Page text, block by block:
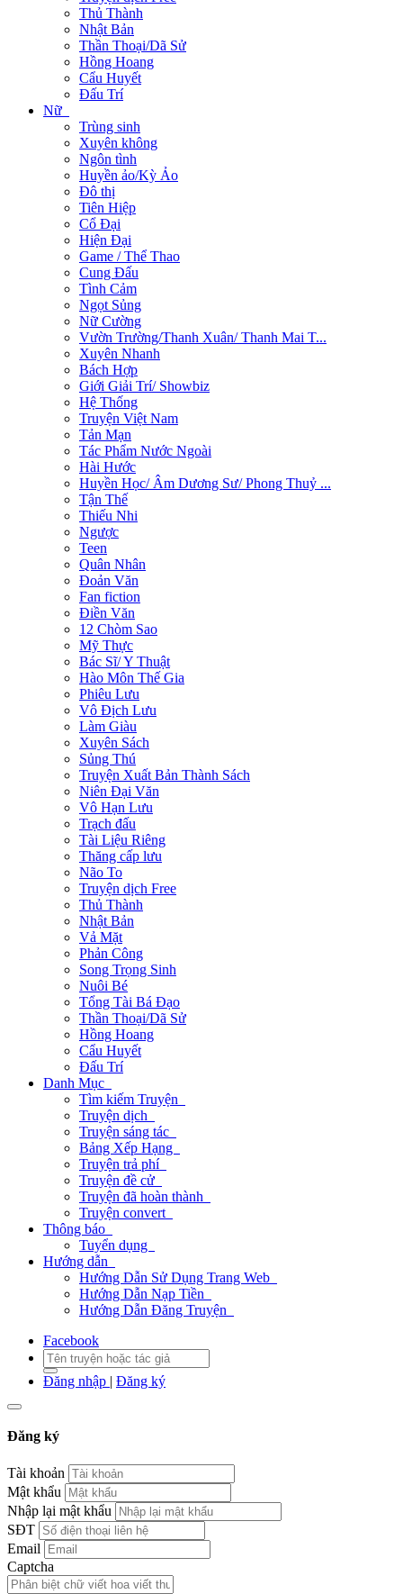
Thủ Thành
Nhật Bản
Thần Thoại/Dã Sử
Hồng Hoang
Cẩu Huyết
Đấu Trí
Nữ
Trùng sinh
Xuyên không
Ngôn tình
Huyền ảo/Kỳ Ảo
Đô thị
Tiên Hiệp
Cổ Đại
Hiện Đại
Game / Thể Thao
Cung Đấu
Tình Cảm
Ngọt Sủng
Nữ Cường
Vườn Trường/Thanh Xuân/ Thanh Mai T...
Xuyên Nhanh
Bách Hợp
Giới Giải Trí/ Showbiz
Hệ Thống
Truyện Việt Nam
Tản Mạn
Tác Phẩm Nước Ngoài
Hài Hước
Huyền Học/ Âm Dương Sư/ Phong Thuỷ ...
Tận Thế
Thiếu Nhi
Ngược
Teen
Quân Nhân
Đoản Văn
Fan fiction
Điền Văn
12 Chòm Sao
Mỹ Thực
Bác Sĩ/ Y Thuật
Hào Môn Thế Gia
Phiêu Lưu
Vô Địch Lưu
Làm Giàu
Xuyên Sách
Sủng Thú
Truyện Xuất Bản Thành Sách
Niên Đại Văn
Vô Hạn Lưu
Trạch đấu
Tài Liệu Riêng
Thăng cấp lưu
Não To
Truyện dịch Free
Thủ Thành
Nhật Bản
Vả Mặt
Phản Công
Song Trọng Sinh
Nuôi Bé
Tổng Tài Bá Đạo
Thần Thoại/Dã Sử
Hồng Hoang
Cẩu Huyết
Đấu Trí
Danh Mục
Tìm kiếm Truyện
Truyện dịch
Truyện sáng tác
Bảng Xếp Hạng
Truyện trả phí
Truyện đề cử
Truyện đã hoàn thành
Truyện convert
Thông báo
Tuyển dụng
Hướng dẫn
Hướng Dẫn Sử Dụng Trang Web
Hướng Dẫn Nạp Tiền
Hướng Dẫn Đăng Truyện
Facebook
Đăng nhập | Đăng ký
Đăng ký
Tài khoản
Mật khẩu
Nhập lại mật khẩu
SĐT
Email
Captcha